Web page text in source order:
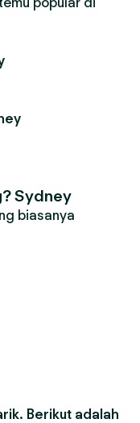
Sydney
biasanya
Berikut adalah